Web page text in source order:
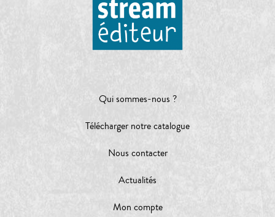
Qui sommes-nous ?
Télécharger notre catalogue
Nous contacter
Actualités
Mon compte